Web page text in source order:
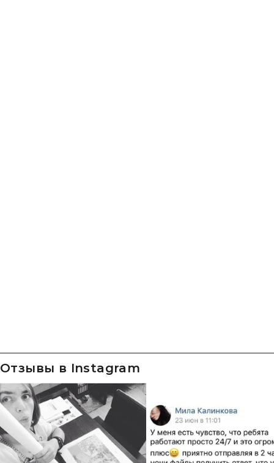
Отзывы в Instagram